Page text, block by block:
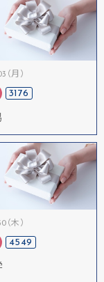
月）
3176
木）
4549